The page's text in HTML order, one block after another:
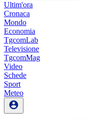
Ultim'ora
Cronaca
Mondo
Economia
TgcomLab
Televisione
TgcomMag
Video
Schede
Sport
Meteo